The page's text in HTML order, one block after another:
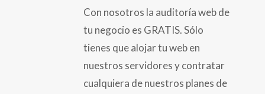
Con nosotros la auditoría web de
tu negocio es GRATIS. Sólo
tienes que alojar tu web en
nuestros servidores y contratar
cualquiera de nuestros planes de